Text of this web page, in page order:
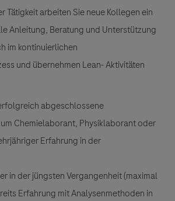
Tätigkeit arbeiten Sie neue Kollegen ein
Anleitung, Beratung und Unterstützung
im kontinuierlichen
und übernehmen Lean- Aktivitäten
abgeschlossene
Chemielaborant, Physiklaborant oder
Erfahrung in der
in der jüngsten Vergangenheit (maximal
Erfahrung mit Analysenmethoden in